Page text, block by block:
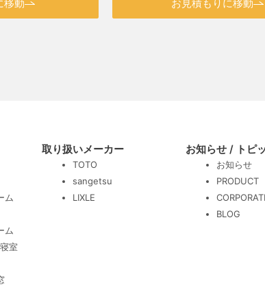
移動 お見積もりに移動
ム
ム
室
取り扱いメーカー
TOTO
sangetsu
LIXLE
お知らせ / トピ
お知らせ
PRODUCT
BLOG